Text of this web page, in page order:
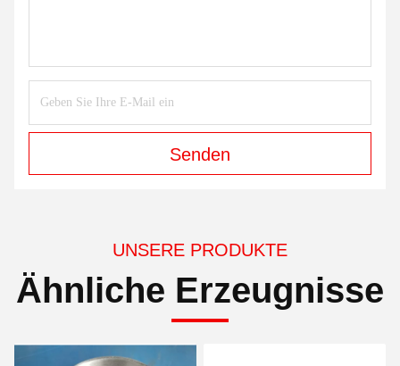
Senden
UNSERE PRODUKTE
Ähnliche Erzeugnisse